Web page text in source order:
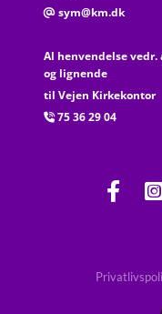
@ sym@km.dk
Al henvendelse
og lignende
til Vejen Kirkekontor
75 36 29 04